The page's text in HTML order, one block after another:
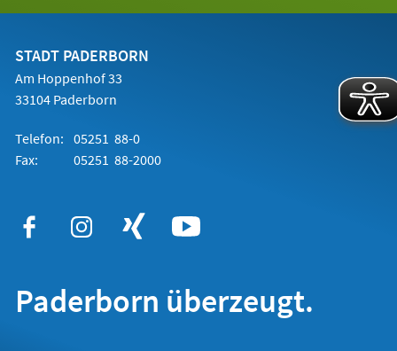
einem
STADT PADERBORN
Am Hoppenhof 33
33104 Paderborn
Telefon: 05251 88-0
Fax:
05251 88-2000
Paderborn überzeugt.